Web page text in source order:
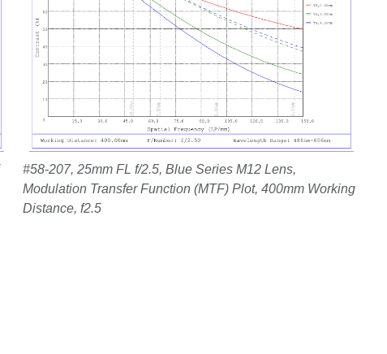
#58-207, 25mm FL f/2.5, Blue Series M12 Lens,
Modulation Transfer Function (MTF) Plot, 400mm Working
Distance, f2.5